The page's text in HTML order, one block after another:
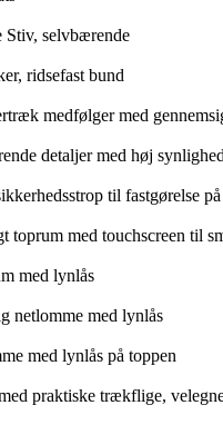
Stiv, selvbærende
ridsefast bund
medfølger med
detaljer med høj synlighed
til fastgørelse
toprum med touchscreen til
med lynlås
netlomme med lynlås
med lynlås på toppen
praktiske trækflige,